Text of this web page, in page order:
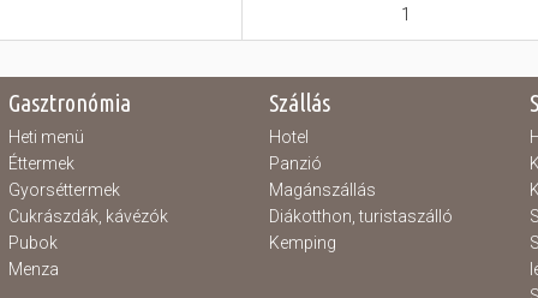
1
Gasztronómia
Heti menü
Éttermek
Gyorséttermek
Cukrászdák, kávézók
Pubok
Menza
Szállás
Hotel
Panzió
Magánszállás
Diákotthon, turistaszálló
Kemping